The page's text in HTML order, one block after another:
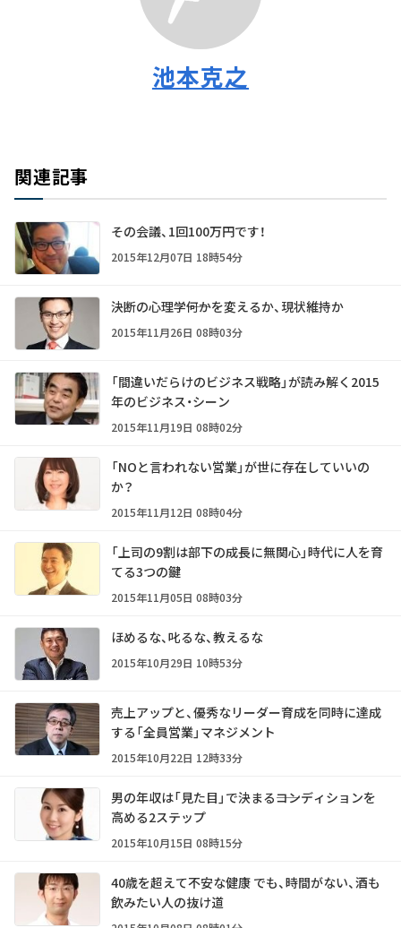
池本克之
関連記事
その会議、1回100万円です！
2015年12月07日 18時54分
決断の心理学――何かを変えるか、現状維持か
2015年11月26日 08時03分
「間違いだらけのビジネス戦略」が読み解く2015
年のビジネス・シーン
2015年11月19日 08時02分
「NOと言われない営業」が世に存在していいの
か？
2015年11月12日 08時04分
「上司の9割は部下の成長に無関心」時代に人を育
てる3つの鍵
2015年11月05日 08時03分
ほめるな、叱るな、教えるな
2015年10月29日 10時53分
売上アップと、優秀なリーダー育成を同時に達成
する「全員営業」マネジメント
2015年10月22日 12時33分
男の年収は「見た目」で決まる――コンディションを
高める2ステップ
2015年10月15日 08時15分
40歳を超えて不安な健康 でも、時間がない、酒も
飲みたい人の抜け道